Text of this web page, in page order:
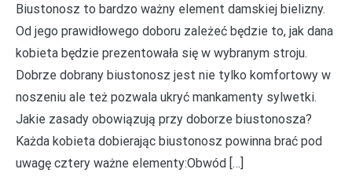
Biustonosz to bardzo ważny element damskiej bielizny.
Od jego prawidłowego doboru zależeć będzie to, jak dana
kobieta będzie prezentowała się w wybranym stroju.
Dobrze dobrany biustonosz jest nie tylko komfortowy w
noszeniu ale też pozwala ukryć mankamenty sylwetki.
Jakie zasady obowiązują przy doborze biustonosza?
Każda kobieta dobierając biustonosz powinna brać pod
uwagę cztery ważne elementy:Obwód […]